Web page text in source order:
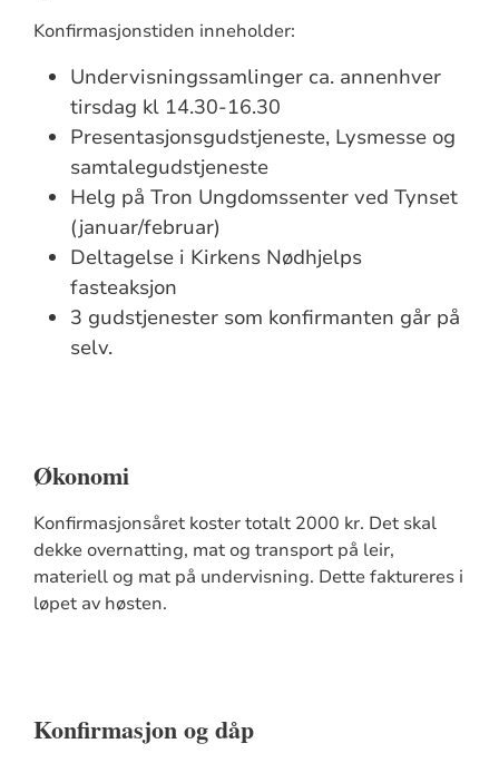
Konfirmasjonstiden inneholder:
Undervisningssamlinger ca. annenhver
tirsdag kl 14.30-16.30
Presentasjonsgudstjeneste, Lysmesse og
samtalegudstjeneste
Helg på Tron Ungdomssenter ved Tynset
(januar/februar)
Deltagelse i Kirkens Nødhjelps
fasteaksjon
3 gudstjenester som konfirmanten går på
selv.
Økonomi
Konfirmasjonsåret koster totalt 2000 kr. Det skal
dekke overnatting, mat og transport på leir,
materiell og mat på undervisning. Dette faktureres i
løpet av høsten.
Konfirmasjon og dåp